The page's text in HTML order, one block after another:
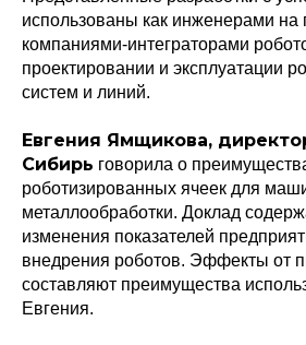
использованы как инженерами на
компаниями-интеграторами
проектировании и эксплуатации
систем и линий.
Евгения Ямщикова,
Сибирь говорила о
роботизированных ячеек для
металлообработки. Доклад
изменения показателей
внедрения роботов. Эффекты от
составляют преимущества
Евгения.